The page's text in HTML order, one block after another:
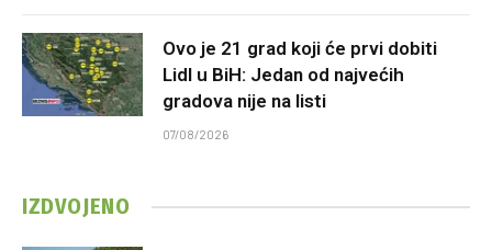
Ovo je 21 grad koji će prvi dobiti
Lidl u BiH: Jedan od najvećih
gradova nije na listi
07/08/2026
IZDVOJENO